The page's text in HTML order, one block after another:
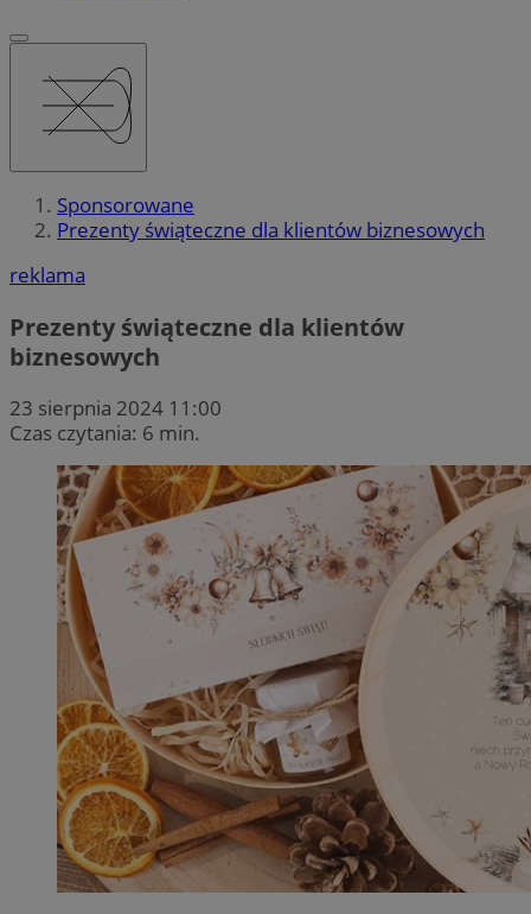
Sponsorowane
Prezenty świąteczne dla klientów biznesowych
reklama
Prezenty świąteczne dla klientów
biznesowych
23 sierpnia 2024 11:00
Czas czytania: 6 min.